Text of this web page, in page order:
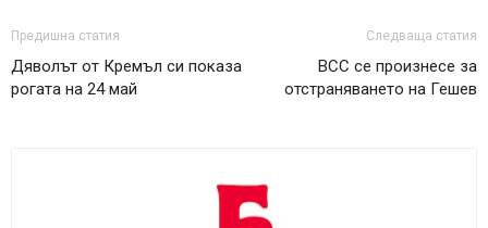
Предишна статия
Дяволът от Кремъл си показа
рогата на 24 май
Следваща статия
ВСС се произнесе за
отстраняването на Гешев